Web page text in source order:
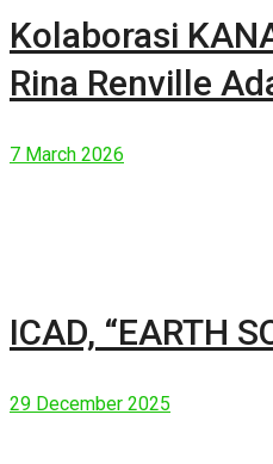
Kolaborasi
Rina Renville
7 March 2026
ICAD, “EARTH
29 December 2025